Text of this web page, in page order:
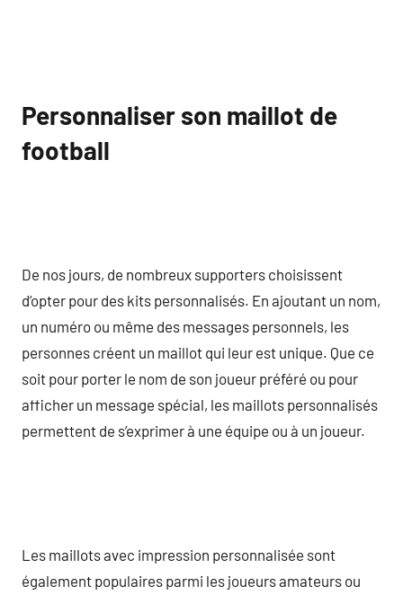
Personnaliser son maillot de
football
De nos jours, de nombreux supporters choisissent
d’opter pour des kits personnalisés. En ajoutant un nom,
un numéro ou même des messages personnels, les
personnes créent un maillot qui leur est unique. Que ce
soit pour porter le nom de son joueur préféré ou pour
afficher un message spécial, les maillots personnalisés
permettent de s’exprimer à une équipe ou à un joueur.
Les maillots avec impression personnalisée sont
également populaires parmi les joueurs amateurs ou